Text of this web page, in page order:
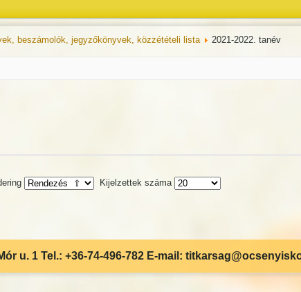
beszámolók, jegyzőkönyvek, közzétételi lista 2021-2022. tanév
Kijelzettek száma
u. 1 Tel.: +36-74-496-782 E-mail: